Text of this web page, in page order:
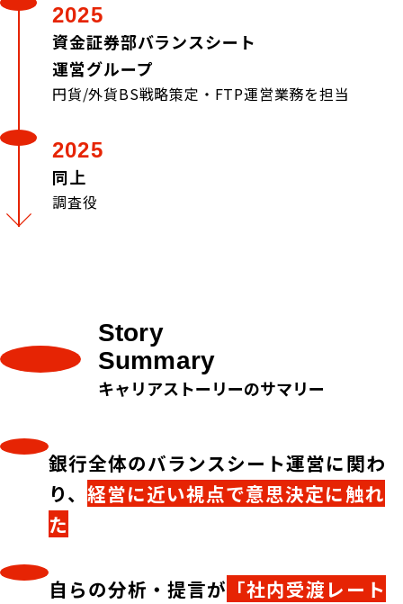
2025
資金証券部バランスシート
運営グループ
円貨/外貨BS戦略策定・FTP運営業務を担当
2025
同上
調査役
Story
Summary
キャリアストーリーのサマリー
銀行全体のバランスシート運営に関わ
り、経営に近い視点で意思決定に触れ
た
自らの分析・提言が 「社内受渡レート